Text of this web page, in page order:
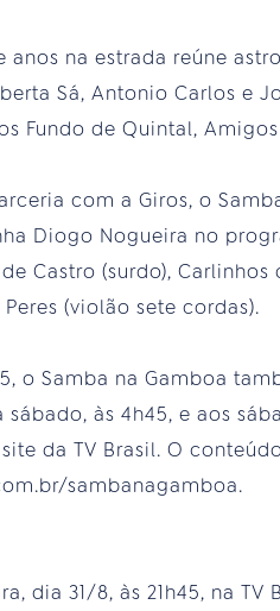
na estrada reúne
Sá, Antonio Carlos e
Fundo de Quintal,
com a Giros, o
Diogo Nogueira no
Castro (surdo),
(violão sete cordas).
o Samba na Gamboa
às 4h45, e aos
da TV Brasil. O
sambanagamboa.
dia 31/8, às 21h45, na TV